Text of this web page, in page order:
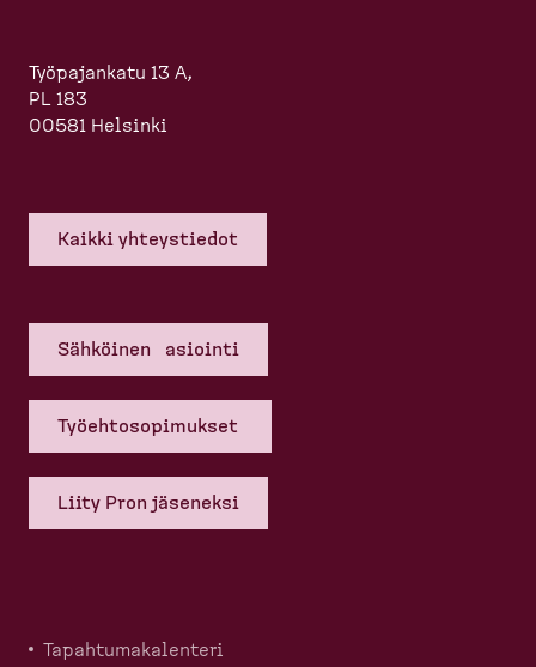
Työpajankatu 13 A,
PL 183
00581 Helsinki
Kaikki yhteys­tiedot
Sähköinen asiointi
Työehto­so­pi­mukset
Liity Pron jäseneksi
Tapahtu­ma­ka­lenteri